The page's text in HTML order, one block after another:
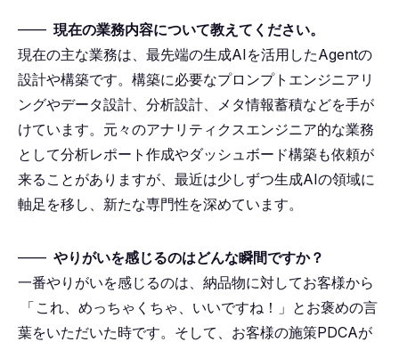
―― 現在の業務内容について教えてください。
現在の主な業務は、最先端の生成AIを活用したAgentの
設計や構築です。構築に必要なプロンプトエンジニアリ
ングやデータ設計、分析設計、メタ情報蓄積などを手が
けています。元々のアナリティクスエンジニア的な業務
として分析レポート作成やダッシュボード構築も依頼が
来ることがありますが、最近は少しずつ生成AIの領域に
軸足を移し、新たな専門性を深めています。
―― やりがいを感じるのはどんな瞬間ですか？
一番やりがいを感じるのは、納品物に対してお客様から
「 これ、めっちゃくちゃ、いいですね！」とお褒めの言
葉をいただいた時です。そして、お客様の施策PDCAが